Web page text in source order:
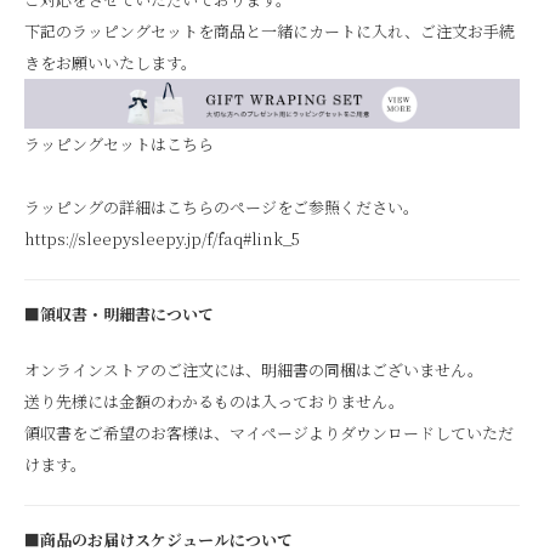
下記のラッピングセットを商品と一緒にカートに入れ、ご注文お手続
きをお願いいたします。
ラッピングセットはこちら
ラッピングの詳細はこちらのページをご参照ください。
https://sleepysleepy.jp/f/faq#link_5
■領収書・明細書について
オンラインストアのご注文には、明細書の同梱はございません。
送り先様には金額のわかるものは入っておりません。
領収書をご希望のお客様は、マイページよりダウンロードしていただ
けます。
■商品のお届けスケジュールについて